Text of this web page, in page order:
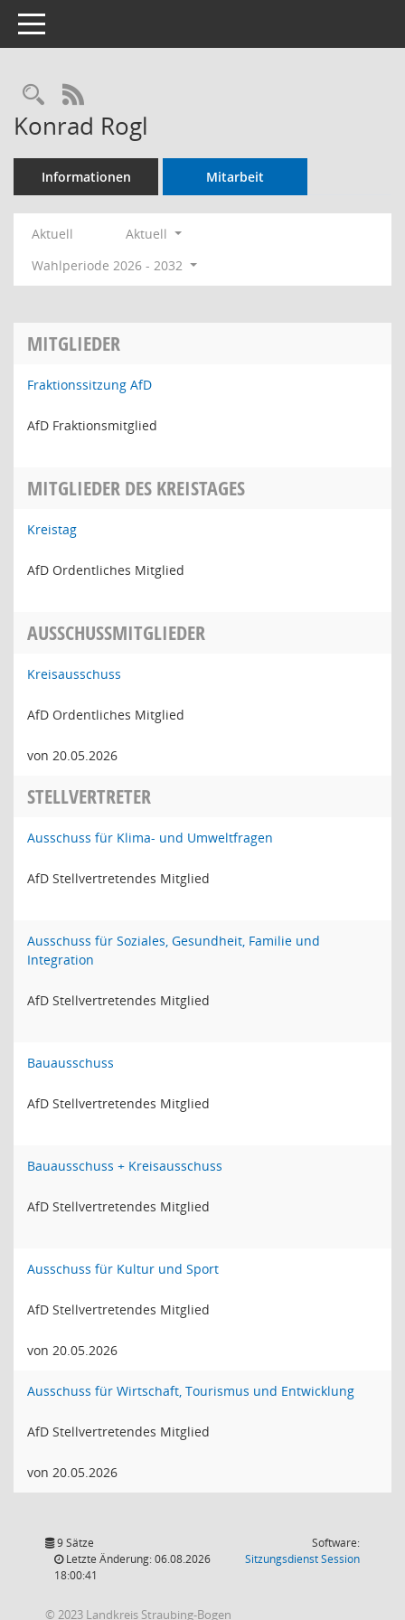
Toggle navigation
Rechercheauswahl
RSS-Feed
Konrad Rogl
Informationen Mitarbeit
Aktuell
Aktuell
Wahlperiode 2026 - 2032
MITGLIEDER
Fraktionssitzung AfD
AfD Fraktionsmitglied
MITGLIEDER DES KREISTAGES
Kreistag
AfD Ordentliches Mitglied
AUSSCHUSSMITGLIEDER
Kreisausschuss
AfD Ordentliches Mitglied
von 20.05.2026
STELLVERTRETER
Ausschuss für Klima- und Umweltfragen
AfD Stellvertretendes Mitglied
Ausschuss für Soziales, Gesundheit, Familie und
Integration
AfD Stellvertretendes Mitglied
Bauausschuss
AfD Stellvertretendes Mitglied
Bauausschuss + Kreisausschuss
AfD Stellvertretendes Mitglied
Ausschuss für Kultur und Sport
AfD Stellvertretendes Mitglied
von 20.05.2026
Ausschuss für Wirtschaft, Tourismus und Entwicklung
AfD Stellvertretendes Mitglied
von 20.05.2026
9 Sätze
Letzte Änderung: 06.08.2026
18:00:41
Software:
SitzungsdienstSession(Wird in
© 2023 Landkreis Straubing-Bogen